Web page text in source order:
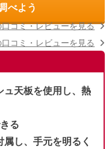
べよう
天板を使用し、熱
る
し、手元を明るく
コミ・レビューを見る
コミ・レビューを見る